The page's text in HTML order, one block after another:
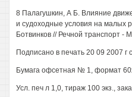
8 Палагушкин, А Б. Влияние
и судоходные условия на малых
Ботвинков // Речной транспорт
Подписано в печать 20 09 2007 г
Бумага офсетная № 1, формат
Усл. печ л 1,0, тираж 100 экз.,